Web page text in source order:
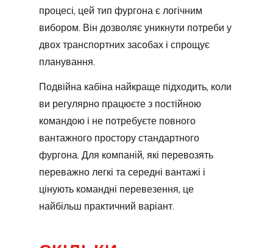
процесі, цей тип фургона є логічним
вибором. Він дозволяє уникнути потреби у
двох транспортних засобах і спрощує
планування.
Подвійна кабіна найкраще підходить, коли
ви регулярно працюєте з постійною
командою і не потребуєте повного
вантажного простору стандартного
фургона. Для компаній, які перевозять
переважно легкі та середні вантажі і
цінують командні перевезення, це
найбільш практичний варіант.